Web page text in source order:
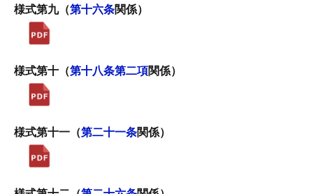
様式第九（第十六条関係）
様式第十（第十八条第二項関係）
様式第十一（第二十一条関係）